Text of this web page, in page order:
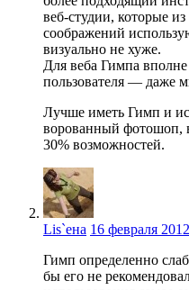
веб-студии, которые
соображений
визуально не хуже.
Для веба Гимпа
пользователя — даже
Лучше иметь Гимп и
ворованный фотошоп,
30% возможностей.
Lis`ена 16 февраля
Гимп определенно
бы его не